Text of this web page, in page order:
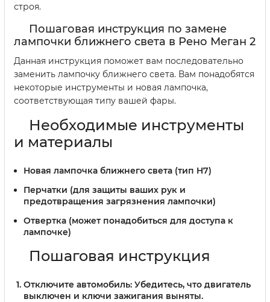
строя.
Пошаговая инструкция по замене
лампочки ближнего света в Рено Меган 2
Данная инструкция поможет вам последовательно
заменить лампочку ближнего света. Вам понадобятся
некоторые инструменты и новая лампочка,
соответствующая типу вашей фары.
Необходимые инструменты
и материалы
Новая лампочка ближнего света (тип H7)
Перчатки (для защиты ваших рук и
предотвращения загрязнения лампочки)
Отвертка (может понадобиться для доступа к
лампочке)
Пошаговая инструкция
Отключите автомобиль: Убедитесь, что двигатель
выключен и ключи зажигания выняты.